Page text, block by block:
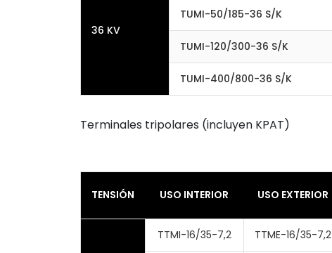
36 KV
TUMI-50/185-36 S/K
TUMI-120/300-36 S/K
TUMI-400/800-36 S/K
Terminales tripolares (incluyen KPAT)
TENSIÓN USO INTERIOR USO EXTERIOR
TTMI-16/35-7,2 TTME-16/35-7,2